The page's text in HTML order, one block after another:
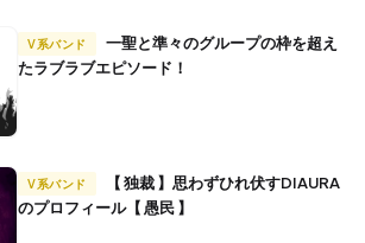
V系バンド
たラブラブエピソード！
V系バンド
のプロフィール【 愚民 】